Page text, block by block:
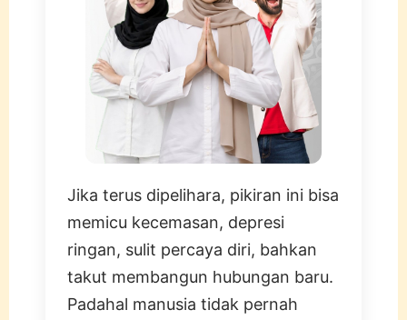
Jika terus dipelihara, pikiran ini bisa
memicu kecemasan, depresi
ringan, sulit percaya diri, bahkan
takut membangun hubungan baru.
Padahal manusia tidak pernah